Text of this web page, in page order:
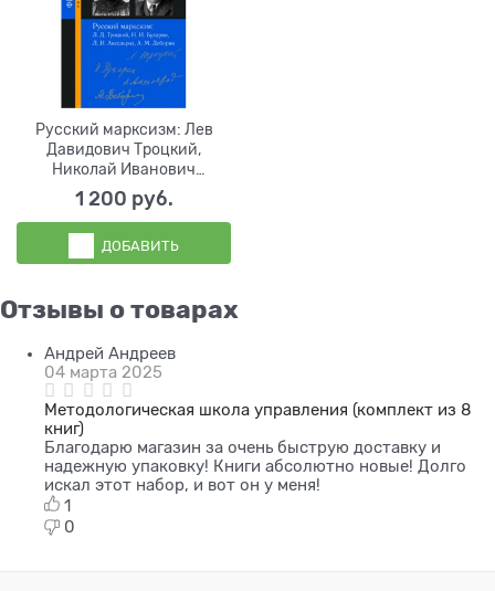
Русский марксизм: Лев
Давидович Троцкий,
Николай Иванович
Бухарин, Любовь Исааковна
Аксельрод, Абрам
Моисеевич Деборин
1 200 руб.
ДОБАВИТЬ
Отзывы о товарах
Андрей Андреев
04 марта 2025
Методологическая школа управления (комплект из 8
книг)
Благодарю магазин за очень быструю доставку и
надежную упаковку! Книги абсолютно новые! Долго
искал этот набор, и вот он у меня!
1
0